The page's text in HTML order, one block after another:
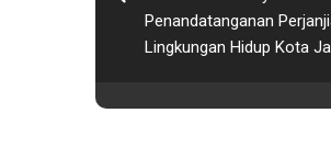
Penandatanganan
Lingkungan Hidup Kota